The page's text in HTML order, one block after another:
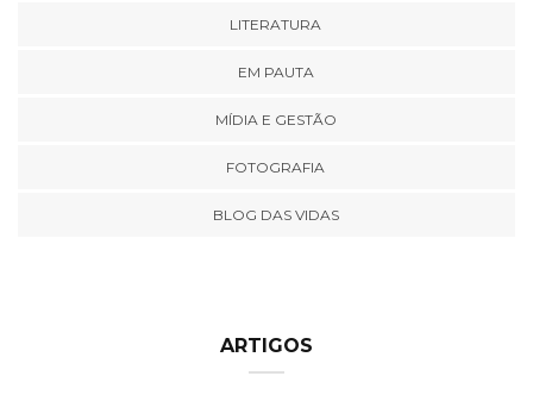
LITERATURA
EM PAUTA
MÍDIA E GESTÃO
FOTOGRAFIA
BLOG DAS VIDAS
ARTIGOS